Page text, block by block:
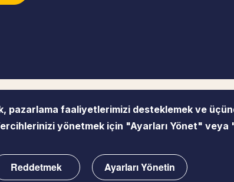
ErişilebilirlikGizlilik Politikası
pazarlama faaliyetlerimizi desteklemek ve
yönetmek için "Ayarları Yönet" veya
Reddetmek Ayarları Yönetin